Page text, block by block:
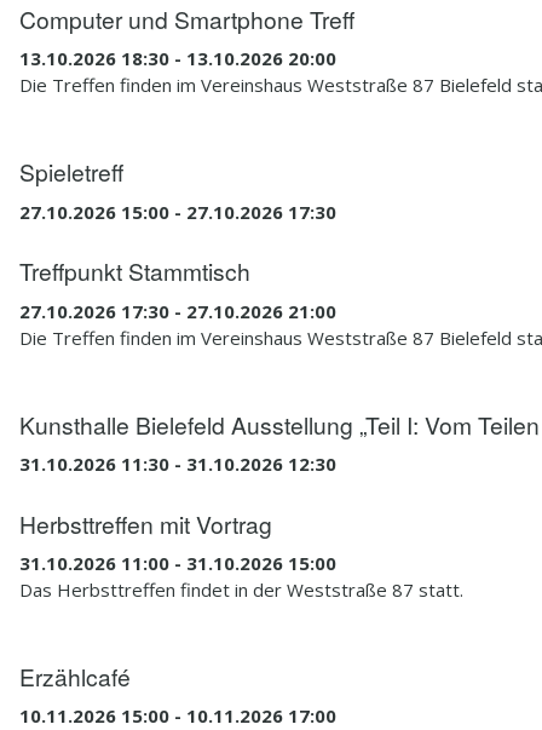
Computer und Smartphone Treff
13.10.2026 18:30 - 13.10.2026 20:00
Die Treffen finden im Vereinshaus Weststraße 87 Bielefeld
Spieletreff
27.10.2026 15:00 - 27.10.2026 17:30
Treffpunkt Stammtisch
27.10.2026 17:30 - 27.10.2026 21:00
Die Treffen finden im Vereinshaus Weststraße 87 Bielefeld
Kunsthalle Bielefeld Ausstellung „Teil I: Vom
31.10.2026 11:30 - 31.10.2026 12:30
Herbsttreffen mit Vortrag
31.10.2026 11:00 - 31.10.2026 15:00
Das Herbsttreffen findet in der Weststraße 87 statt.
Erzählcafé
10.11.2026 15:00 - 10.11.2026 17:00